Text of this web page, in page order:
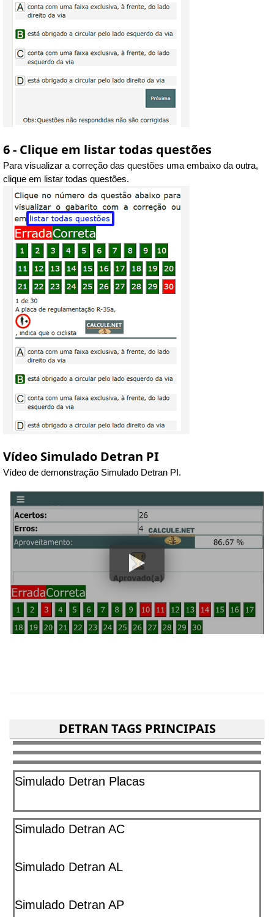
6 - Clique em listar todas questões
Para visualizar a correção das questões uma embaixo da outra,
clique em listar todas questões.
Vídeo Simulado Detran PI
Vídeo de demonstração Simulado Detran PI.
DETRAN TAGS PRINCIPAIS
Simulado Detran Placas
Simulado Detran AC
Simulado Detran AL
Simulado Detran AP